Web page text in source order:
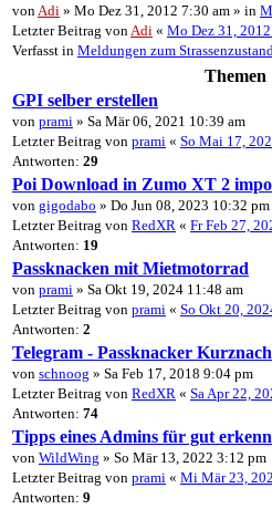
von Adi » Mo Dez 31, 2012 7:30 am » in
Letzter Beitrag von Adi « Mo Dez 31,
Verfasst in Meldungen zum Strassenzustand
Themen
GPI selber erstellen
von prami » Sa Mär 06, 2021 10:39 am
Letzter Beitrag von prami « So Mai 17,
Antworten: 29
Poi Download in Zumo XT 2
von gigodabo » Do Jun 08, 2023 10:32 pm
Letzter Beitrag von RedXR « Fr Feb 27,
Antworten: 19
Passknacken mit Mietmotorrad
von prami » Sa Okt 19, 2024 11:48 am
Letzter Beitrag von prami « So Okt 20,
Antworten: 2
Telegram - Passknacker
von schnoog » Sa Feb 17, 2018 9:04 pm
Letzter Beitrag von RedXR « Sa Apr 22,
Antworten: 74
Tipps eines Admins für gut
von WildWing » So Mär 13, 2022 3:12 pm
Letzter Beitrag von prami « Mi Mär 23,
Antworten: 9